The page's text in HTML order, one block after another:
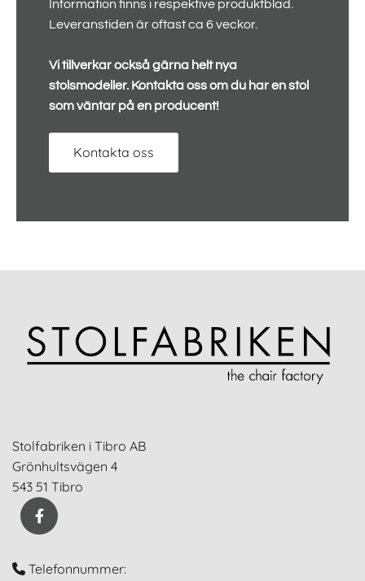
Information finns i respektive produktblad.
Leveranstiden är oftast ca 6 veckor.
Vi tillverkar också gärna helt nya
stolsmodeller. Kontakta oss om du har en stol
som väntar på en producent!
Kontakta oss
Stolfabriken i Tibro AB
Grönhultsvägen 4
543 51 Tibro
 Telefonnummer: